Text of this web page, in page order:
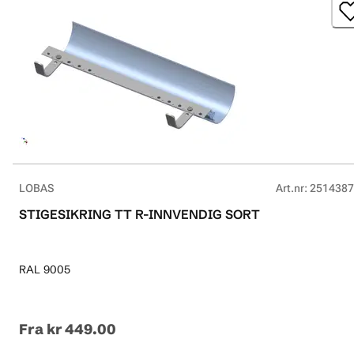
LOBAS Art.nr:
STIGESIKRING TT R-INNVENDIG SORT
RAL 9005
Fra kr 449.00